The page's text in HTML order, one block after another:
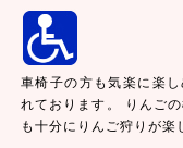
車椅子の方も気楽に楽
れております。 りんご
も十分にりんご狩りが楽